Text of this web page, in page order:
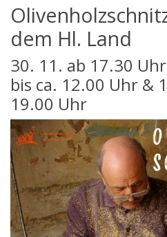
dem Hl. Land
30. 11. ab 17.30
bis ca. 12.00 Uhr &
19.00 Uhr